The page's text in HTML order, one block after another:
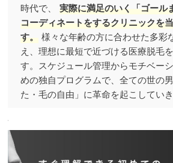
時代で、
実際に満足のいく「ゴール
コーディネートをするクリニックを
す。 様々な年齢の方に合わせた多彩
え、理想に最短で近づける医療脱毛
す。スケジュール管理からモチベー
めの独自プログラムで、全ての世の
た・毛の自由」に革命を起こしていき